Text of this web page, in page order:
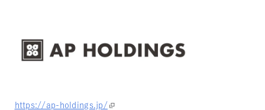
https://ap-holdings.jp/